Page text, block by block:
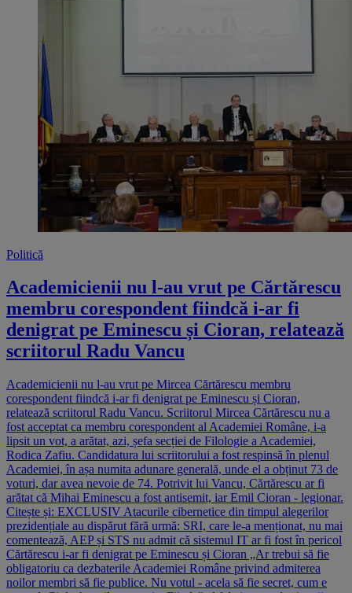
Politică
Academicienii nu l-au vrut pe Cărtărescu
membru corespondent fiindcă i-ar fi
denigrat pe Eminescu și Cioran, relatează
scriitorul Radu Vancu
Academicienii nu l-au vrut pe Mircea Cărtărescu membru
corespondent fiindcă i-ar fi denigrat pe Eminescu și Cioran,
relatează scriitorul Radu Vancu. Scriitorul Mircea Cărtărescu nu a
fost acceptat ca membru corespondent al Academiei Române, i-a
lipsit un vot, a arătat, azi, șefa secției de Filologie a Academiei,
Rodica Zafiu. Candidatura lui scriitorului a fost respinsă în plenul
Academiei, în așa numita adunare generală, unde el a obținut 73 de
voturi, dar avea nevoie de 74. Potrivit lui Vancu, Cărtărescu ar fi
arătat că Mihai Eminescu a fost antisemit, iar Emil Cioran - legionar.
Citește și: EXCLUSIV Atacurile cibernetice din timpul alegerilor
prezidențiale au dispărut fără urmă: SRI, care le-a menționat, nu mai
comentează, AEP și STS nu admit că sistemul IT ar fi fost în pericol
Cărtărescu i-ar fi denigrat pe Eminescu și Cioran „Ar trebui să fie
obligatoriu ca dezbaterile Academiei Române privind admiterea
noilor membri să fie publice. Nu votul - acela să fie secret, cum e